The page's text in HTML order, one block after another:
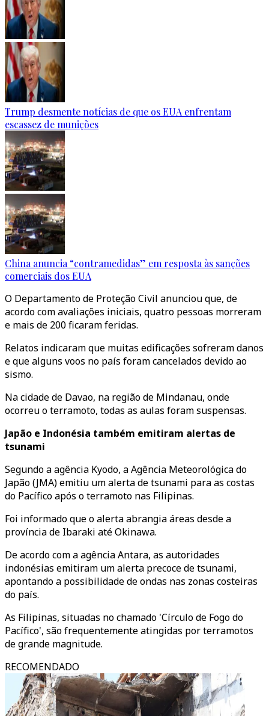
Trump desmente notícias de que os EUA enfrentam
escassez de munições
China anuncia “contramedidas” em resposta às sanções
comerciais dos EUA
O Departamento de Proteção Civil anunciou que, de
acordo com avaliações iniciais, quatro pessoas morreram
e mais de 200 ficaram feridas.
Relatos indicaram que muitas edificações sofreram danos
e que alguns voos no país foram cancelados devido ao
sismo.
Na cidade de Davao, na região de Mindanau, onde
ocorreu o terramoto, todas as aulas foram suspensas.
Japão e Indonésia também emitiram alertas de
tsunami
Segundo a agência Kyodo, a Agência Meteorológica do
Japão (JMA) emitiu um alerta de tsunami para as costas
do Pacífico após o terramoto nas Filipinas.
Foi informado que o alerta abrangia áreas desde a
província de Ibaraki até Okinawa.
De acordo com a agência Antara, as autoridades
indonésias emitiram um alerta precoce de tsunami,
apontando a possibilidade de ondas nas zonas costeiras
do país.
As Filipinas, situadas no chamado 'Círculo de Fogo do
Pacífico', são frequentemente atingidas por terramotos
de grande magnitude.
RECOMENDADO